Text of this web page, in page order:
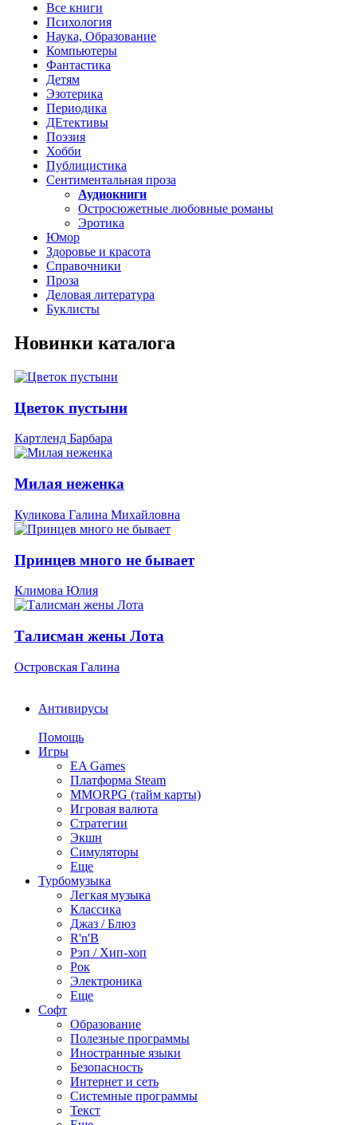
Все книги
Психология
Наука, Образование
Компьютеры
Фантастика
Детям
Эзотерика
Периодика
ДЕтективы
Поэзия
Хобби
Публицистика
Сентиментальная проза
Аудиокниги
Остросюжетные любовные романы
Эротика
Юмор
Здоровье и красота
Справочники
Проза
Деловая литература
Буклисты
Новинки каталога
Цветок пустыни
Картленд Барбара
Милая неженка
Куликова Галина Михайловна
Принцев много не бывает
Климова Юлия
Талисман жены Лота
Островская Галина
Антивирусы
Помощь
Игры
EA Games
Платформа Steam
MMORPG (тайм карты)
Игровая валюта
Стратегии
Экшн
Симуляторы
Еще
Турбомузыка
Легкая музыка
Классика
Джаз / Блюз
R'n'B
Рэп / Хип-хоп
Рок
Электроника
Еще
Софт
Образование
Полезные программы
Иностранные языки
Безопасность
Интернет и сеть
Системные программы
Текст